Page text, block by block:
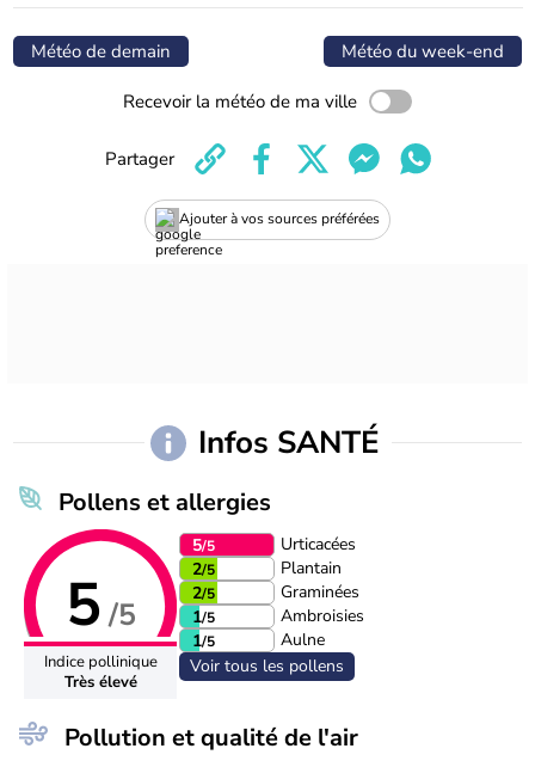
Météo de demain Météo du week-end
Recevoir la météo de ma ville
Ajouter à vos sources préférées
Partager
Infos SANTÉ
Pollens et allergies
5 /5
Indice pollinique
Très élevé
5/5
Urticacées
2/5
Plantain
2/5
Graminées
1/5
Ambroisies
1/5
Aulne
Voir tous les pollens
Pollution et qualité de l'air